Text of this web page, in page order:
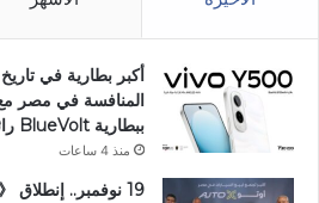
ببطارية BlueVolt رائدة بسعة 8100 مللي أمبير
منذ 4 ساعات
19 نوفمبر..